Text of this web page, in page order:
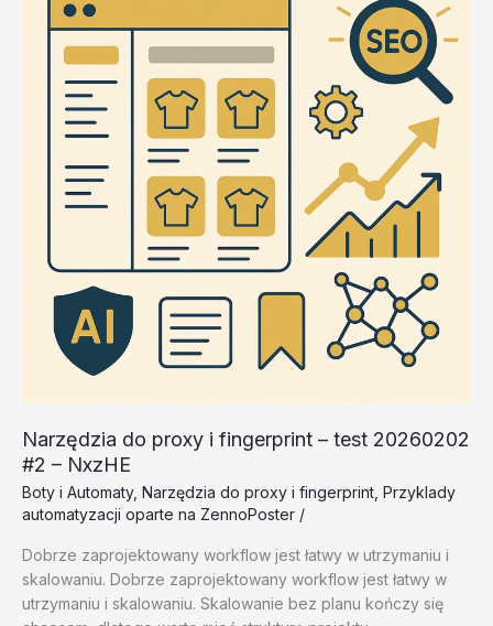
20260202
KVLTp
Narzędzia do proxy i fingerprint – test 20260202
#2 – NxzHE
Boty i Automaty, Narzędzia do proxy i fingerprint Przyklady
automatyzacji oparte na ZennoPoster /
Dobrze zaprojektowany workflow jest łatwy w utrzymaniu i
skalowaniu. Dobrze zaprojektowany workflow jest łatwy w
utrzymaniu i skalowaniu. Skalowanie bez planu kończy się